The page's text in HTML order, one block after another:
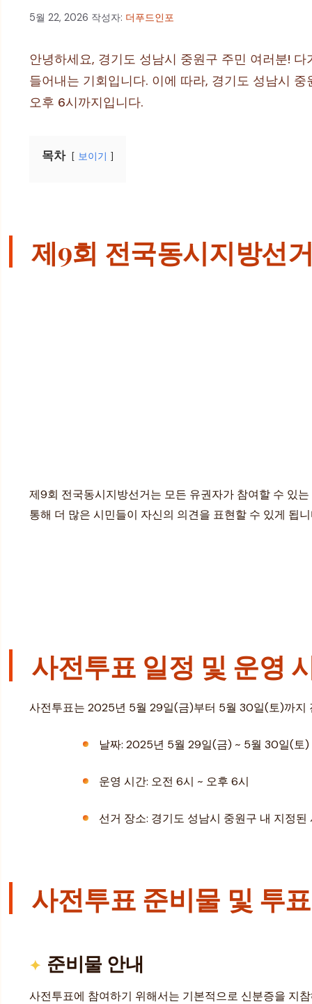
5월 22, 2026 작성자: 더푸드인포
안녕하세요, 경기도 성남시 중원구 주민 여러분!
들어내는 기회입니다. 이에 따라, 경기도 성남시
오후 6시까지입니다.
목차 보이기
제9회 전국동시지방선
제9회 전국동시지방선거는 모든 유권자가 참여할 수 있
통해 더 많은 시민들이 자신의 의견을 표현할 수 있게 됩
사전투표 일정 및 운영
사전투표는 2025년 5월 29일(금)부터 5월 30일(토)까지
날짜: 2025년 5월 29일(금) ~ 5월 30일(토)
운영 시간: 오전 6시 ~ 오후 6시
선거 장소: 경기도 성남시 중원구 내 지정된
사전투표 준비물 및 투
준비물 안내
사전투표에 참여하기 위해서는 기본적으로 신분증을 지